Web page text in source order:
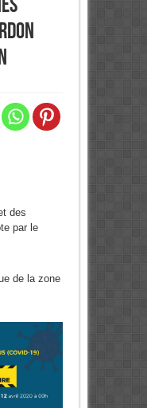
des
par le
de la zone